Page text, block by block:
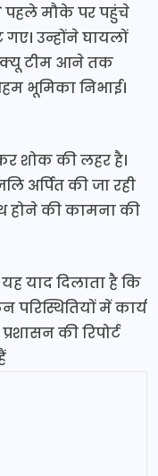
पहले मौके पर पहुंचे
उन्होंने घायलों
टीम आने तक
भूमिका निभाई।
शोक की लहर है।
अर्पित की जा रही
होने की कामना की
याद दिलाता है कि
परिस्थितियों में कार्य
की रिपोर्ट